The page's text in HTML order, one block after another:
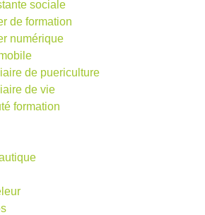
sociale
de formation
numérique
de puericulture
de vie
formation